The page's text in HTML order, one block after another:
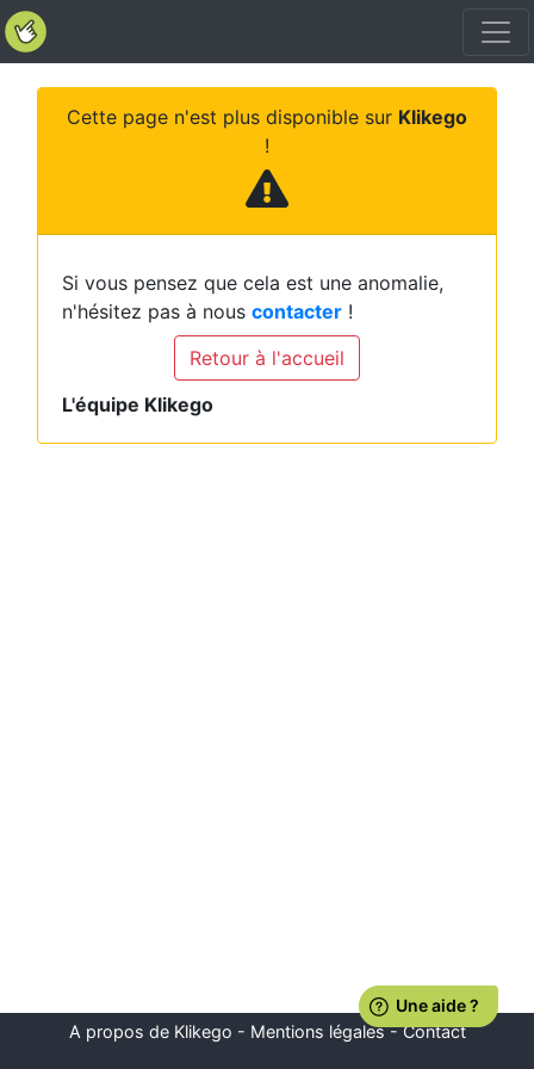
Cette page n'est plus disponible sur Klikego
!
Si vous pensez que cela est une anomalie,
n'hésitez pas à nous contacter !
Retour à l'accueil
L'équipe Klikego
A propos de Klikego - Mentions légales-Contact